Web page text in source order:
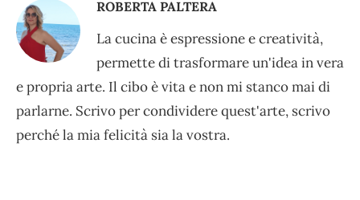
ROBERTA PALTERA
La cucina è espressione e creatività,
permette di trasformare un'idea in vera
e propria arte. Il cibo è vita e non mi stanco mai di
parlarne. Scrivo per condividere quest'arte, scrivo
perché la mia felicità sia la vostra.